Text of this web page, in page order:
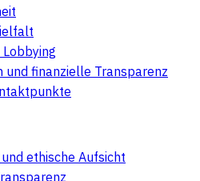
und finanzielle Transparenz
ethische Aufsicht